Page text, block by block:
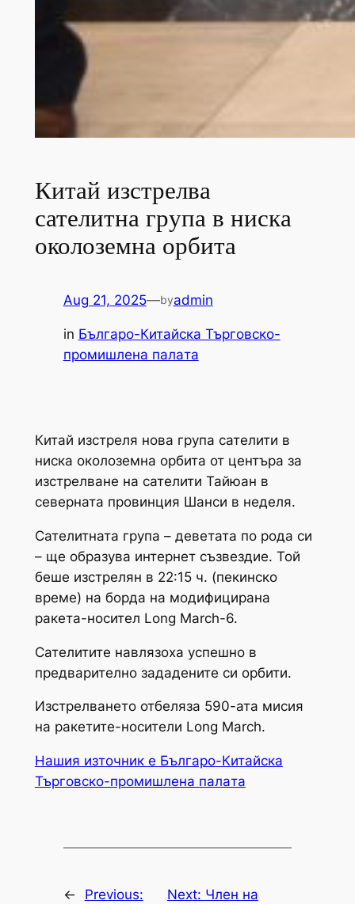
Китай изстрелва
сателитна група в ниска
околоземна орбита
Aug 21, 2025—byadmin
in Българо-Китайска Търговско-
промишлена палaта
Китай изстреля нова група сателити в
ниска околоземна орбита от центъра за
изстрелване на сателити Тайюан в
северната провинция Шанси в неделя.
Сателитната група – деветата по рода си
– ще образува интернет съзвездие. Той
беше изстрелян в 22:15 ч. (пекинско
време) на борда на модифицирана
ракета-носител Long March-6.
Сателитите навлязоха успешно в
предварително зададените си орбити.
Изстрелването отбеляза 590-ата мисия
на ракетите-носители Long March.
Нашия източник е Българо-Китайска
Търговско-промишлена палaта
←
Previous:
Next: Член на